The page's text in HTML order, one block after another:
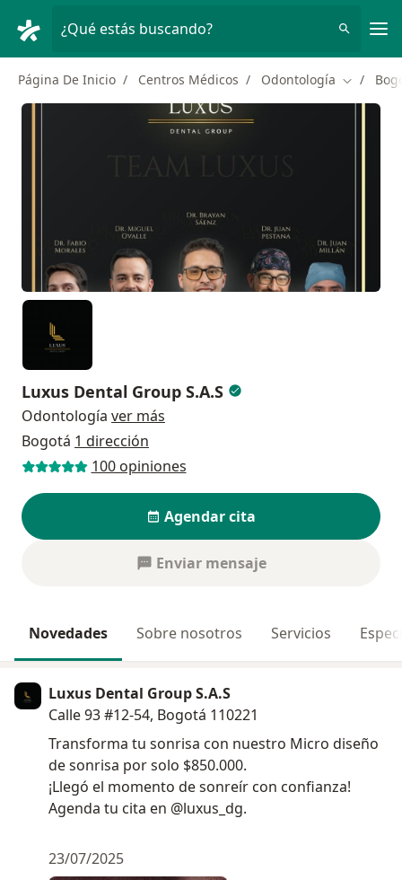
¿Qué estás buscando?
Página De Inicio Centros Médicos Odontología Cambiar
Luxus Dental Group S.A.S
Odontología ver más
Bogotá 1 dirección
100 opiniones
Agendar cita
Enviar mensaje
Novedades Sobre nosotros Servicios
Luxus Dental Group S.A.S
Calle 93 #12-54, Bogotá 110221
Transforma tu sonrisa con nuestro Micro diseño
de sonrisa por solo $850.000.
¡Llegó el momento de sonreír con confianza!
Agenda tu cita en @luxus_dg.
23/07/2025